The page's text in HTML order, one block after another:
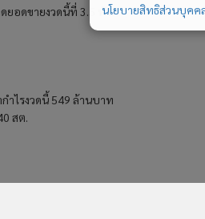
ดยอดขายงวดนี้ที่ 3.5 พัน
กำไรงวดนี้ 549 ล้านบาท
สต.
นโยบายสิทธิส่วนบุคค